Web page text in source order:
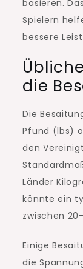
basieren.
Spielern
bessere
die
Die
Pfund (lbs)
den
Länder
könnte ein
zwischen
Einige
die